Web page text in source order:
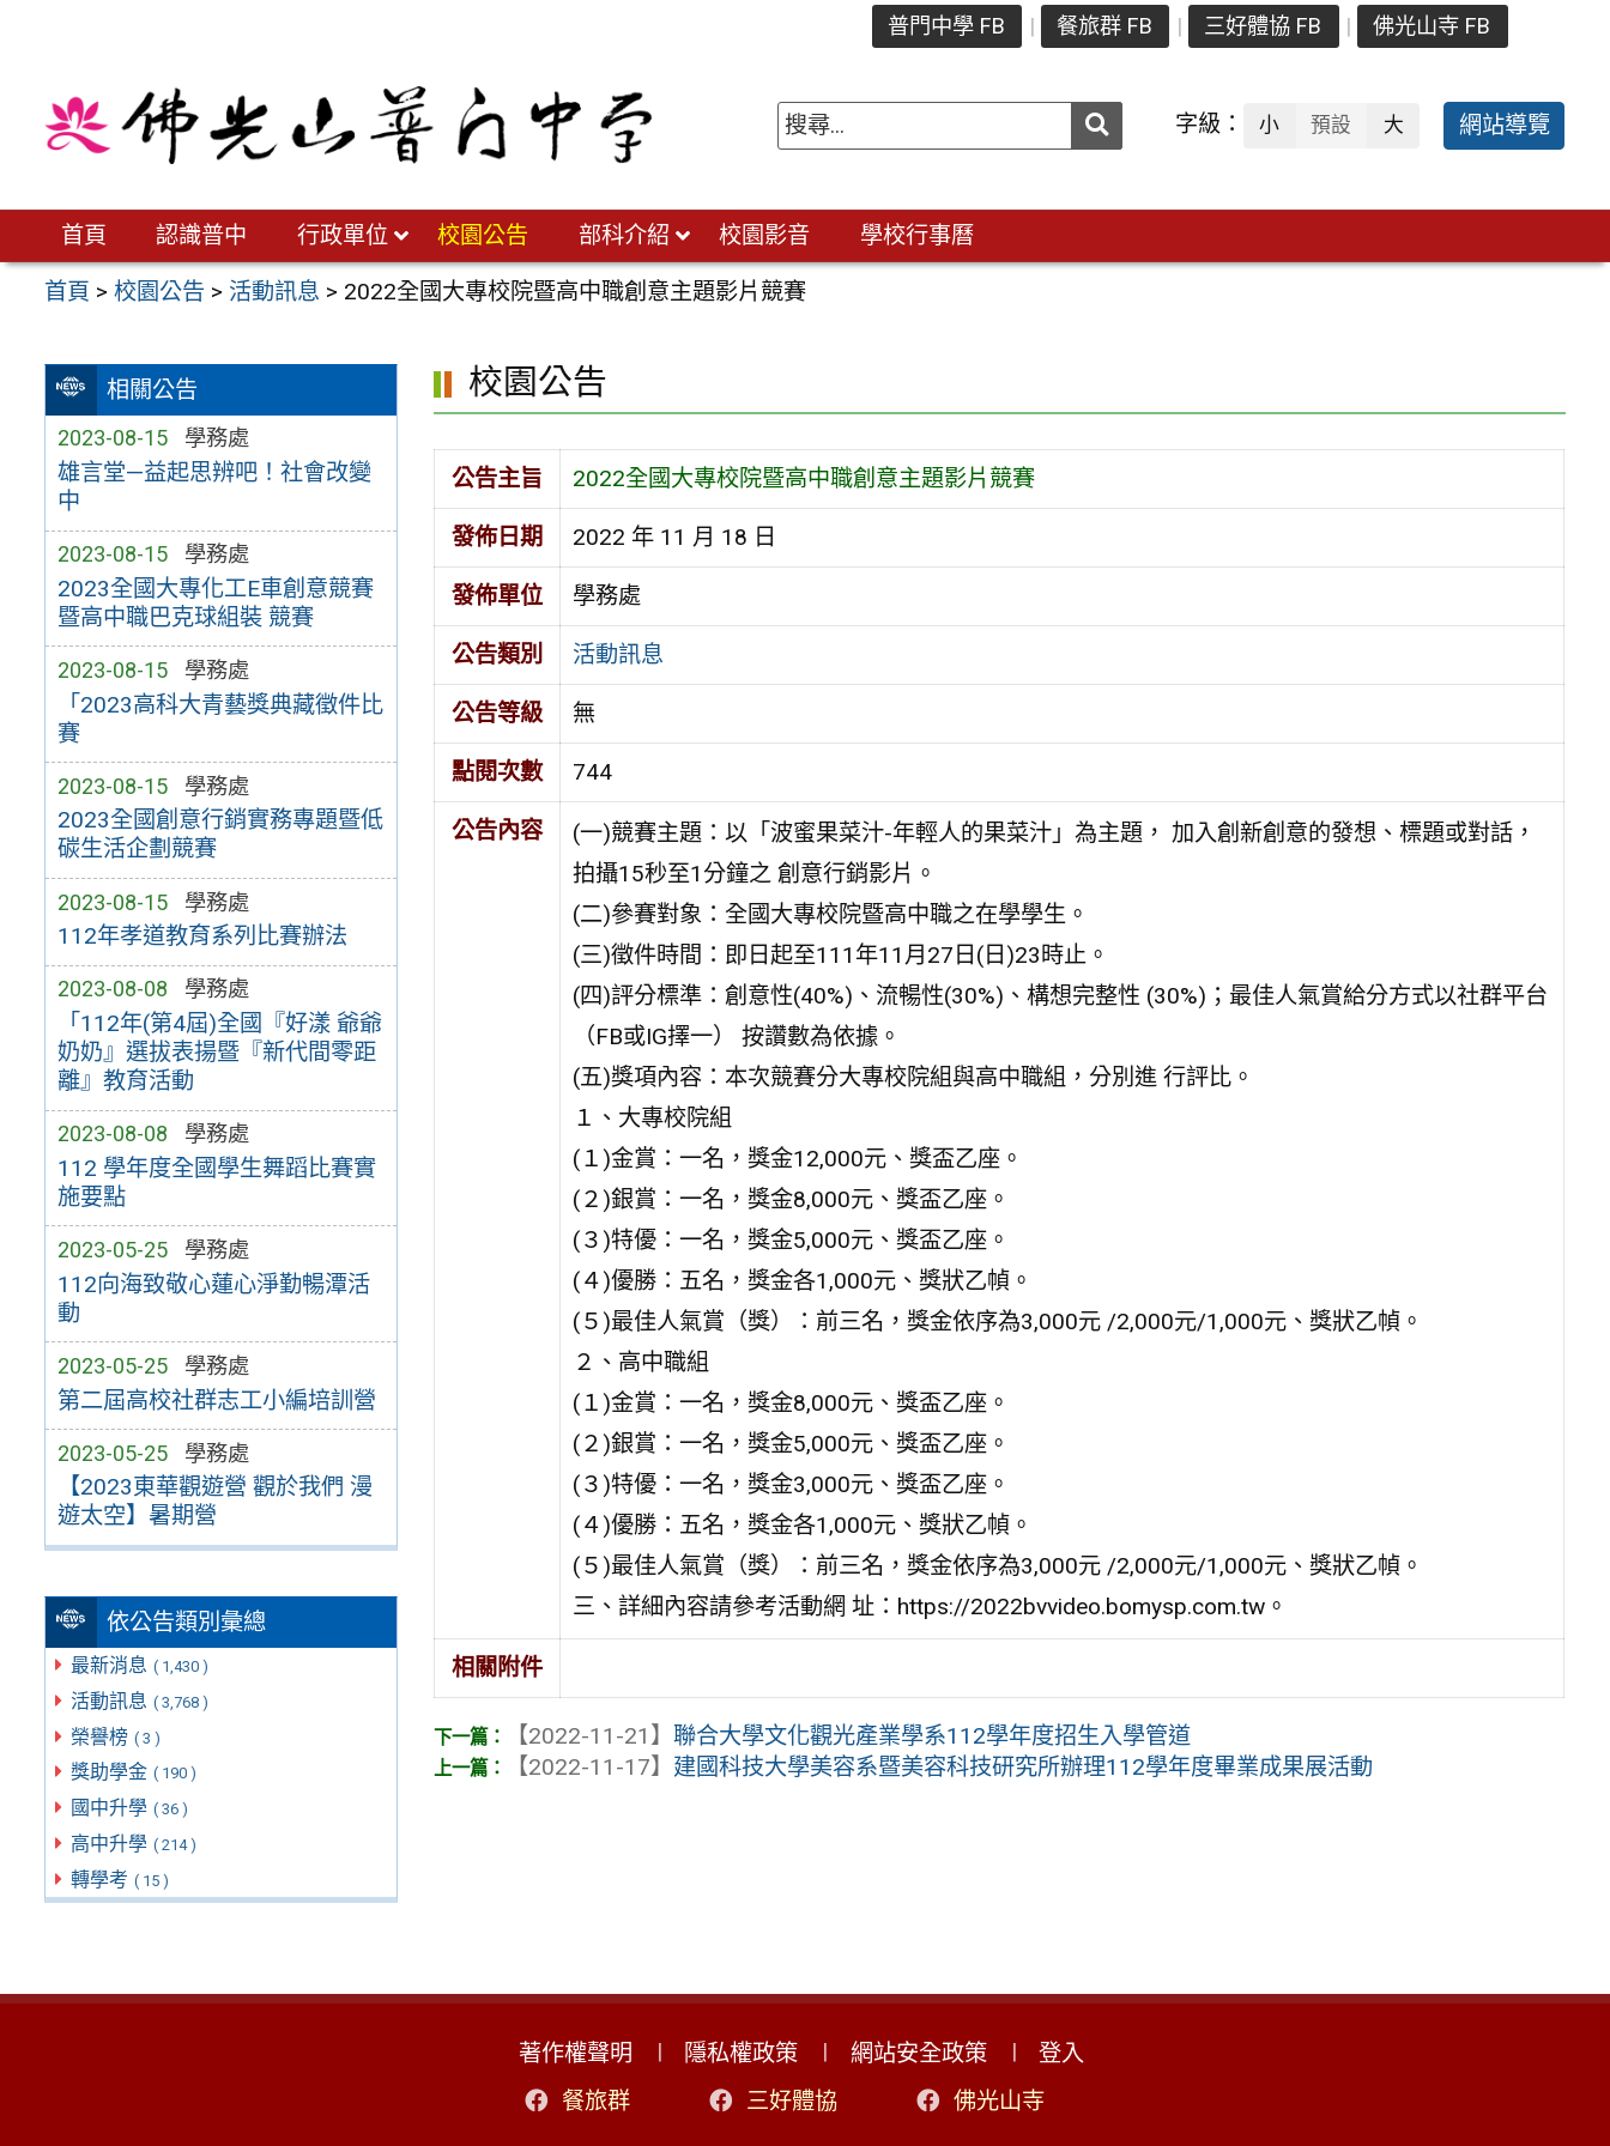
普門中學 FB 餐旅群 FB 三好體協 FB 佛光山寺 FB
送出 字級： 小 預設 大 網站導覽
首頁 認識普中 行政單位 校園公告 部科介紹 校園影音 學校行事曆
首頁 >校園公告 > 活動訊息 > 2022全國大專校院暨高中職創意主題影片競賽
相關公告
2023-08-15 學務處
雄言堂—益起思辨吧！社會改變
中
2023-08-15 學務處
2023全國大專化工E車創意競賽
暨高中職巴克球組裝 競賽
2023-08-15 學務處
「2023高科大青藝獎典藏徵件比
賽
2023-08-15 學務處
2023全國創意行銷實務專題暨低
碳生活企劃競賽
2023-08-15 學務處
112年孝道教育系列比賽辦法
2023-08-08 學務處
「112年(第4屆)全國『好漾 爺爺
奶奶』選拔表揚暨『新代間零距
離』教育活動
2023-08-08 學務處
112 學年度全國學生舞蹈比賽實
施要點
2023-05-25 學務處
112向海致敬心蓮心淨勤暢潭活
動
2023-05-25 學務處
第二屆高校社群志工小編培訓營
2023-05-25 學務處
【2023東華觀遊營 觀於我們 漫
遊太空】暑期營
依公告類別彙總
最新消息 ( 1,430 )
活動訊息 ( 3,768 )
榮譽榜 ( 3 )
獎助學金 ( 190 )
國中升學 ( 36 )
高中升學 ( 214 )
轉學考 ( 15 )
校園公告
公告主旨 2022全國大專校院暨高中職創意主題影片競賽
發佈日期 2022 年 11 月 18 日
發佈單位 學務處
公告類別 活動訊息
公告等級 無
點閱次數 744
公告內容
(一)競賽主題：以「波蜜果菜汁-年輕人的果菜汁」為主題， 加入創新創意的發想、標題或對話，
拍攝15秒至1分鐘之 創意行銷影片。
(二)參賽對象：全國大專校院暨高中職之在學學生。
(三)徵件時間：即日起至111年11月27日(日)23時止。
(四)評分標準：創意性(40%)、流暢性(30%)、構想完整性 (30%)；最佳人氣賞給分方式以社群平台
（FB或IG擇一） 按讚數為依據。
(五)獎項內容：本次競賽分大專校院組與高中職組，分別進 行評比。
１、大專校院組
(１)金賞：一名，獎金12,000元、獎盃乙座。
(２)銀賞：一名，獎金8,000元、獎盃乙座。
(３)特優：一名，獎金5,000元、獎盃乙座。
(４)優勝：五名，獎金各1,000元、獎狀乙幀。
(５)最佳人氣賞（獎）：前三名，獎金依序為3,000元 /2,000元/1,000元、獎狀乙幀。
２、高中職組
(１)金賞：一名，獎金8,000元、獎盃乙座。
(２)銀賞：一名，獎金5,000元、獎盃乙座。
(３)特優：一名，獎金3,000元、獎盃乙座。
(４)優勝：五名，獎金各1,000元、獎狀乙幀。
(５)最佳人氣賞（獎）：前三名，獎金依序為3,000元 /2,000元/1,000元、獎狀乙幀。
三、詳細內容請參考活動網 址：https://2022bvvideo.bomysp.com.tw。
相關附件
【2022-11-21】聯合大學文化觀光產業學系112學年度招生入學管道
【2022-11-17】 建國科技大學美容系暨美容科技研究所辦理112學年度畢業成果展活動
著作權聲明 隱私權政策 網站安全政策
登入
餐旅群
三好體協 佛光山寺